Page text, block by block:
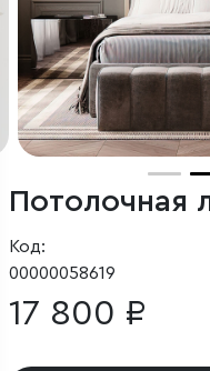
Код:
00000058619
17 800 ₽